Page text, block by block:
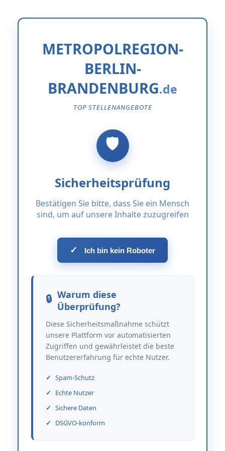
METROPOLREGION-
BERLIN-
BRANDENBURG
TOP STELLENANGEBOTE
Sicherheitsprüfung
Bestätigen Sie bitte, dass Sie ein Mensch
sind, um auf unsere Inhalte zuzugreifen
✓ Ich bin kein Roboter
Warum diese
Überprüfung?
Diese Sicherheitsmaßnahme schützt
unsere Plattform vor automatisierten
Zugriffen und gewährleistet die beste
Benutzererfahrung für echte Nutzer.
Spam-Schutz
Echte Nutzer
Sichere Daten
DSGVO-konform